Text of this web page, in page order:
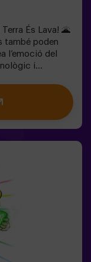
És Lava! 🌋
també poden
l’emoció del
i
festes infantils i
i
Per a nens i
energies abans
de
més ràpid per
en temps
com un
segura i
en família o
manera més